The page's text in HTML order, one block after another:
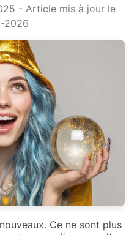
- Article mis à jour le
2026
Ce ne sont plus